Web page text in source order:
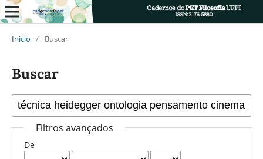
Início / Buscar
Buscar
Filtros avançados
De